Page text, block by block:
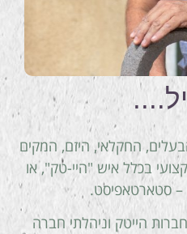
החקלאי, היזם, המקים
בכלל איש "היי-טק", או
סטארטאפיסט.
הייטק וניהלתי חברה